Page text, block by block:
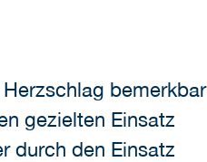
bemerkbar
gezielten Einsatz
durch den Einsatz